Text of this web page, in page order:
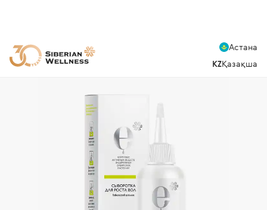
Астана
KZҚазақша